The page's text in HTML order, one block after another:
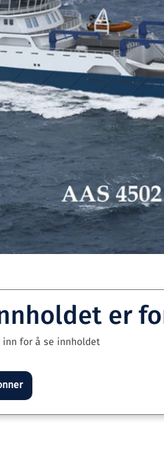
er
inn for å se innholdet